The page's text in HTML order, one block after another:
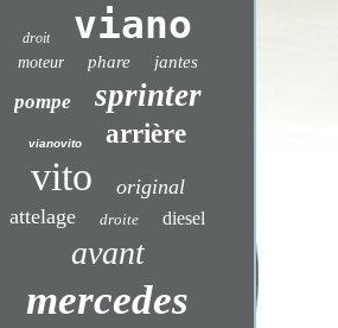
droit viano
moteur phare jantes
pompe sprinter
vianovito arrière
vito
original
attelage
droite diesel
avant
mercedes